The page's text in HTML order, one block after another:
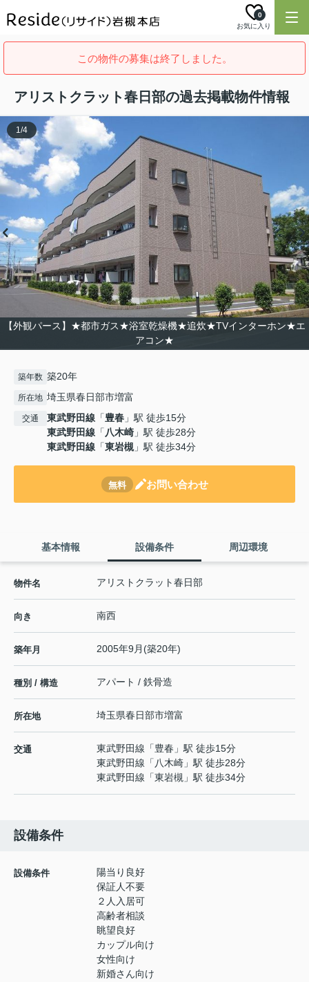
お気に入り
0
この物件の募集は終了しました。
アリストクラット春日部の過去掲載物件情報
【外観パース】★都市ガス★浴室乾燥機★追炊★TVインターホン★エ
アコン★
1/4
築年数 築20年
所在地 埼玉県春日部市増富
交通 東武野田線 「豊春 」駅 徒歩15分
東武野田線 「八木崎 」駅 徒歩28分
東武野田線 「東岩槻 」駅 徒歩34分
無料 お問い合わせ
基本情報 設備条件 周辺環境
物件名 アリストクラット春日部
向き 南西
築年月 2005年9月(築20年)
種別 / 構造 アパート / 鉄骨造
所在地 埼玉県春日部市増富
交通 東武野田線 「豊春 」駅 徒歩15分
東武野田線 「 八木崎 」駅 徒歩28分
東武野田線 「東岩槻 」駅 徒歩34分
設備条件
設備条件
陽当り良好
保証人不要
２人入居可
高齢者相談
眺望良好
カップル向け
女性向け
新婚さん向け